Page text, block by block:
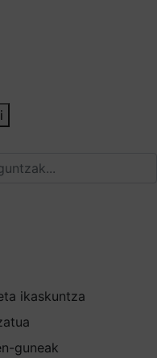
ikaskuntza
guneak